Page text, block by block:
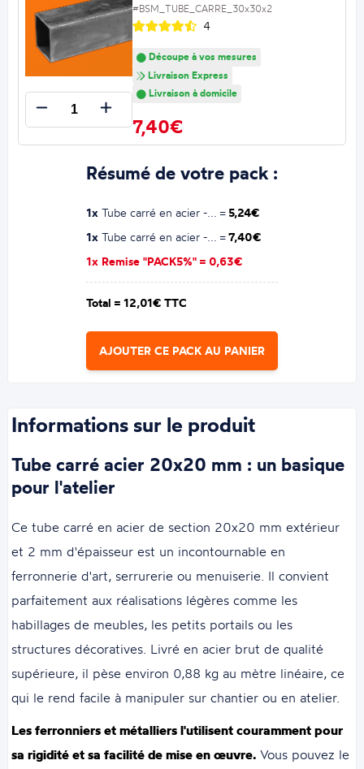
#BSM_TUBE_CARRE_30x30x2
4
Découpe à vos mesures
Livraison Express
Livraison à domicile
7,40€
Résumé de votre pack :
1x Tube carré en acier -... = 5,24€
1x Tube carré en acier -... =7,40€
1x Remise "PACK5%" = 0,63€
Total = 12,01€ TTC
AJOUTER CE PACK AU PANIER
Informations sur le produit
Tube carré acier 20x20 mm : un basique
pour l'atelier
Ce tube carré en acier de section 20x20 mm extérieur
et 2 mm d'épaisseur est un incontournable en
ferronnerie d'art, serrurerie ou menuiserie. Il convient
parfaitement aux réalisations légères comme les
habillages de meubles, les petits portails ou les
structures décoratives. Livré en acier brut de qualité
supérieure, il pèse environ 0,88 kg au mètre linéaire, ce
qui le rend facile à manipuler sur chantier ou en atelier.
Les ferronniers et métalliers l'utilisent couramment pour
sa rigidité et sa facilité de mise en œuvre. Vous pouvez le